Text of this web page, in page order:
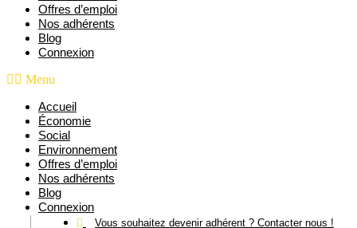
Offres d’emploi
Nos adhérents
Blog
Connexion
Menu
Accueil
Économie
Social
Environnement
Offres d’emploi
Nos adhérents
Blog
Connexion
Vous souhaitez devenir adhérent ? Contacter nous !